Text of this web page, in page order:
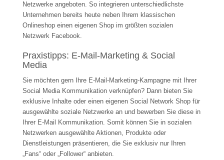
Netzwerke angeboten. So integrieren unterschiedlichste
Unternehmen bereits heute neben Ihrem klassischen
Onlineshop einen eigenen Shop im größten sozialen
Netzwerk Facebook.
Praxistipps: E-Mail-Marketing & Social
Media
Sie möchten gern Ihre E-Mail-Marketing-Kampagne mit Ihrer
Social Media Kommunikation verknüpfen? Dann bieten Sie
exklusive Inhalte oder einen eigenen Social Network Shop für
ausgewählte soziale Netzwerke an und bewerben Sie diese in
Ihrer E-Mail Kommunikation. Somit können Sie in sozialen
Netzwerken ausgewählte Aktionen, Produkte oder
Dienstleistungen präsentieren, die Sie exklusiv nur Ihren
„Fans“ oder „Follower“ anbieten.